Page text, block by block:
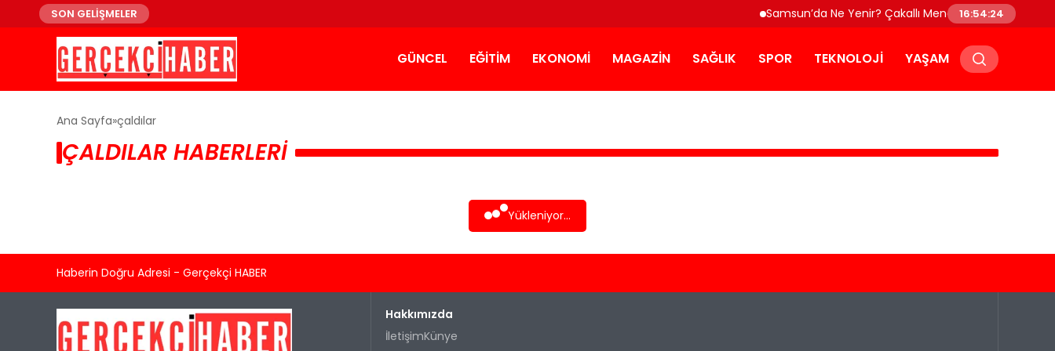
SON GELİŞMELER Samsun’da Ne Yenir? Çakallı Menemeni ve Yöresel
16:54:24
GÜNCEL EĞITIM EKONOMI MAGAZIN SAĞLIK SPOR TEKNOLOJI YAŞAM
Ana Sayfa çaldılar
ÇALDILAR HABERLERI
Yükleniyor...
Haberin Doğru Adresi - Gerçekçi HABER
Hakkımızda
İletişimKünye